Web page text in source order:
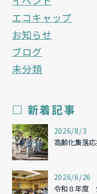
エコキャップ
お知らせ
ブログ
未分類
□ 新着記事
, 2026/8/3
高齢化集落
, 2026/6/26
令和８年度